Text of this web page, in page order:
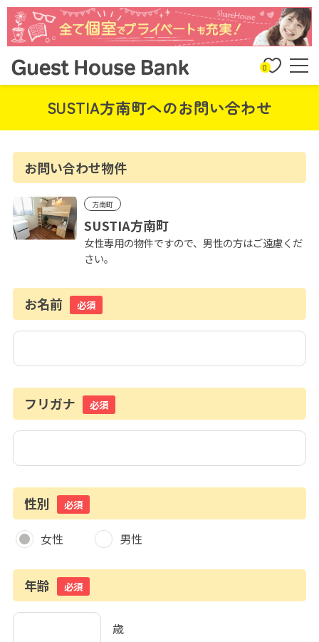
0
SUSTIA方南町へのお問い合わせ
お問い合わせ物件
方南町
SUSTIA方南町
女性専用の物件ですので、男性の方はご遠慮くだ
さい。
お名前 必須
フリガナ 必須
性別 必須
女性 男性
年齢 必須
歳